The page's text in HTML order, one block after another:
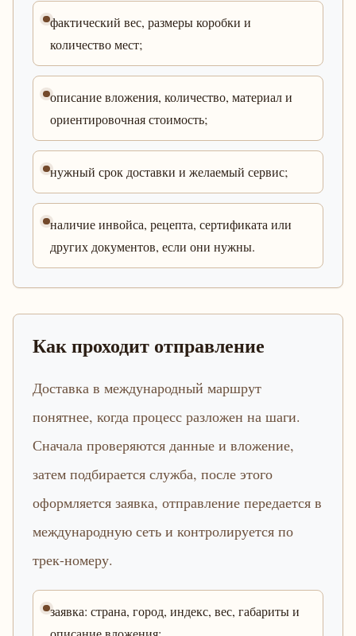
фактический вес, размеры коробки и
количество мест;
описание вложения, количество, материал и
ориентировочная стоимость;
нужный срок доставки и желаемый сервис;
наличие инвойса, рецепта, сертификата или
других документов, если они нужны.
Как проходит отправление
Доставка в международный маршрут
понятнее, когда процесс разложен на шаги.
Сначала проверяются данные и вложение,
затем подбирается служба, после этого
оформляется заявка, отправление передается в
международную сеть и контролируется по
трек-номеру.
заявка: страна, город, индекс, вес, габариты и